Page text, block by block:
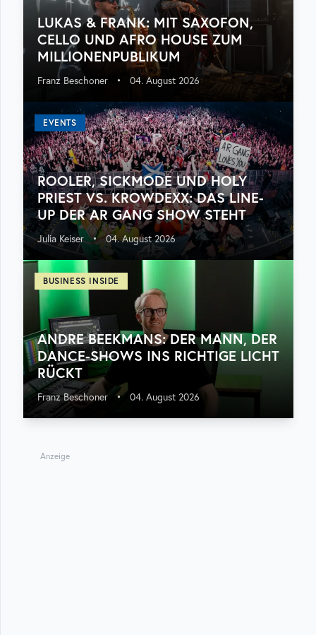
LUKAS & FRANK: MIT SAXOFON,
CELLO UND AFRO HOUSE ZUM
MILLIONENPUBLIKUM
Franz Beschoner • 04. August 2026
EVENTS
ROOLER, SICKMODE UND HOLY
PRIEST VS. KROWDEXX: DAS LINE-
UP DER AR GANG SHOW STEHT
Julia Keiser • 04. August 2026
BUSINESS INSIDE
ANDRE BEEKMANS: DER MANN, DER
DANCE-SHOWS INS RICHTIGE LICHT
RÜCKT
Franz Beschoner • 04. August 2026
Anzeige